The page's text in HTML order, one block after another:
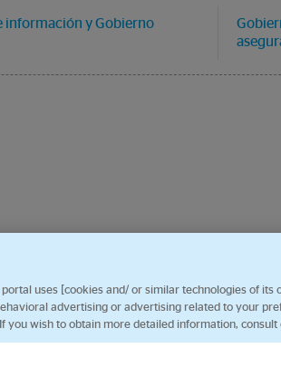
información y Gobierno
uses [cookies and/ or similar technologies of its
advertising or advertising related to your
you wish to obtain more detailed information, consult